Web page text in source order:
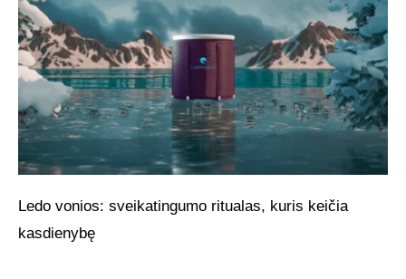
Ledo vonios: sveikatingumo ritualas, kuris keičia
kasdienybę